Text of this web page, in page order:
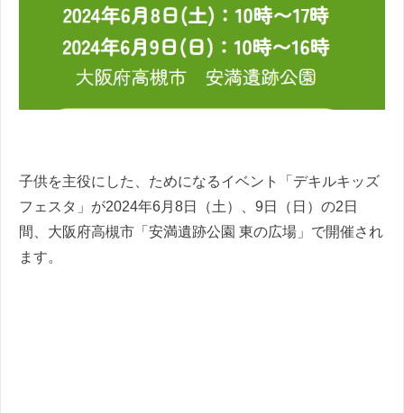
子供を主役にした、ためになるイベント「デキルキッズ
フェスタ」が2024年6月8日（土）、9日（日）の2日
間、大阪府高槻市「安満遺跡公園 東の広場」で開催され
ます。